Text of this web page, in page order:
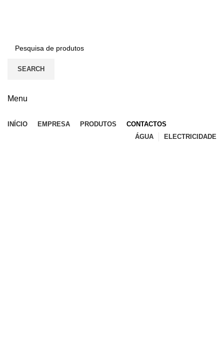
SEARCH
Menu
INÍCIO EMPRESA PRODUTOS
CONTACTOS
ÁGUA
ELECTRICIDADE